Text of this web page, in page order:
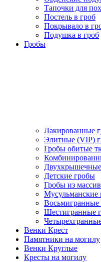
Тапочки для
Постель в гроб
Покрывало в
Подушка в гроб
Гробы
Лакированные
Элитные (VIP)
Гробы обитые
Детские гробы
Гробы из
Мусульманские
Восьмигранные
Шестигранные
Венки Крест
Памятники на могилу
Венки Круглые
Кресты на могилу